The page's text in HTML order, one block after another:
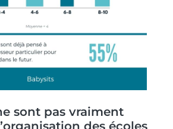
sont pas vraiment
des écoles